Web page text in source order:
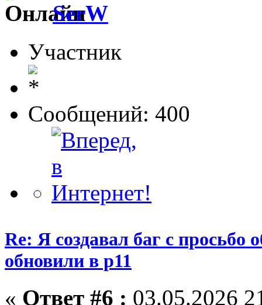
SerW
Участник
Сообщений: 400
Re: Я создавал баг с просьбо
обновили в p11
« Ответ #6 : 03.05.2026